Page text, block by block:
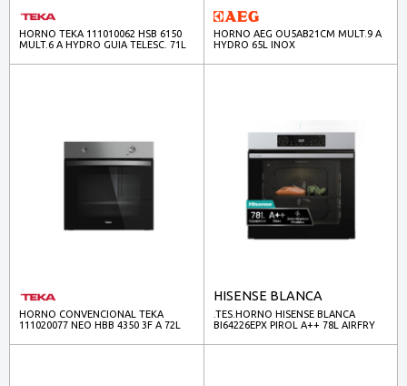
HORNO TEKA 111010062 HSB 6150
MULT.6 A HYDRO GUIA TELESC. 71L
HORNO AEG OU5AB21CM MULT.9 A
HYDRO 65L INOX
HORNO CONVENCIONAL TEKA
111020077 NEO HBB 4350 3F A 72L
HISENSE BLANCA
.TES.HORNO HISENSE BLANCA
BI64226EPX PIROL A++ 78L AIRFRY